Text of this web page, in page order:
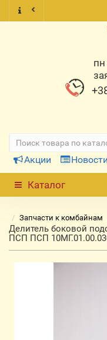
пн
Акции Новости
Каталог
Запчасти к комбайнам
Делитель боковой
ПСП ПСП